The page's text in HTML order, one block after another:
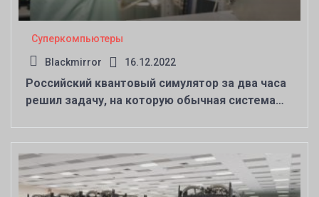
Суперкомпьютеры
Blackmirror 16.12.2022
Российский квантовый симулятор за два часа
решил задачу, на которую обычная система